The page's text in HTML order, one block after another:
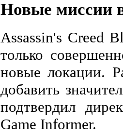
Новые миссии
Assassin's Creed
только
новые локации.
добавить
подтвердил
Game Informer.